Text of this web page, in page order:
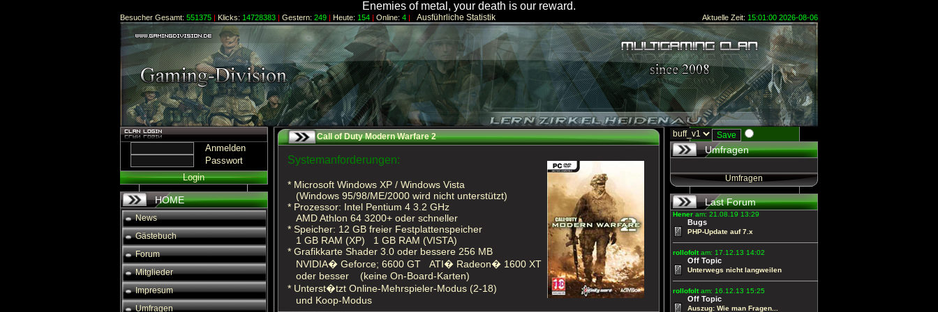
Enemies of metal, your death is our reward.
Besucher Gesamt: 551375 | Klicks: 14728383 | Gestern: 249 | Heute: 154 | Online: 4 | Ausführliche Statistik Aktuelle Zeit: 15:01:00 2026-08-06
Anmelden
Passwort
Login
HOME
News
Gästebuch
Forum
Mitglieder
Impresum
Umfragen
Call of Duty Modern Warfare 2
Systemanforderungen:
* Microsoft Windows XP / Windows Vista
(Windows 95/98/ME/2000 wird nicht unterstützt)
* Prozessor: Intel Pentium 4 3.2 GHz
AMD Athlon 64 3200+ oder schneller
* Speicher: 12 GB freier Festplattenspeicher
1 GB RAM (XP) 1 GB RAM (VISTA)
* Grafikkarte Shader 3.0 oder bessere 256 MB
NVIDIA� Geforce; 6600 GT ATI� Radeon� 1600 XT
oder besser (keine On-Board-Karten)
* Unterst�tzt Online-Mehrspieler-Modus (2-18)
und Koop-Modus
Umfragen
Umfragen
Last Forum
Hener am: 21.08.19 13:29
Bugs
PHP-Update auf 7.x
rollofoltam: 17.12.13 14:02
Off Topic
Unterwegs nicht langweilen
rollofoltam: 16.12.13 15:25
Off Topic
Auszug: Wie man Fragen...